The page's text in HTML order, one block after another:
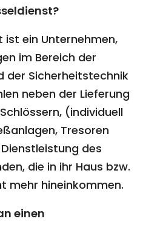
ist ein Unternehmen,
im Bereich der
der Sicherheitstechnik
neben der Lieferung
(individuell
Tresoren
des
die in ihr Haus bzw.
mehr hineinkommen.
einen